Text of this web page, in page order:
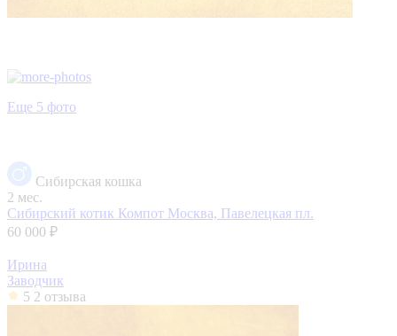
Еще 5 фото
Сибирская кошка
2 мес.
Сибирский котик Компот Москва, Павелецкая пл.
60 000 ₽
Ирина
Заводчик
5 2 отзыва